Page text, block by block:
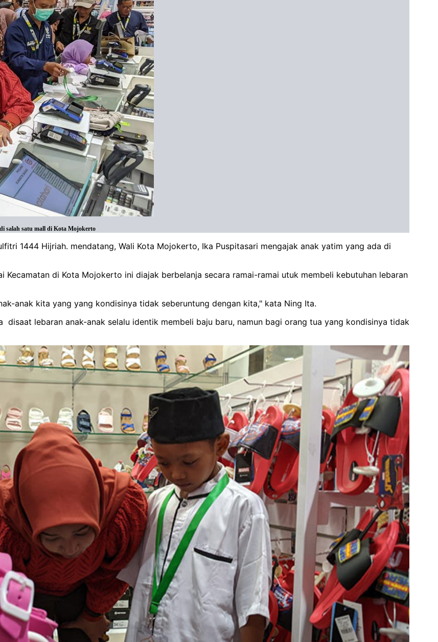
salah satu mall di Kota Mojokerto
1444 Hijriah. mendatang, Wali Kota Mojokerto, Ika Puspitasari mengajak anak yatim yang ada di
di Kota Mojokerto ini diajak berbelanja secara ramai-ramai utuk membeli kebutuhan lebaran
anak kita yang yang kondisinya tidak seberuntung dengan kita," kata Ning Ita.
disaat lebaran anak-anak selalu identik membeli baju baru, namun bagi orang tua yang kondisinya tidak